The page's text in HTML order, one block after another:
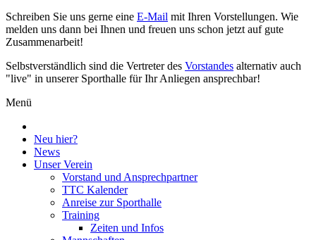
Schreiben Sie uns gerne eine E-Mail mit Ihren Vorstellungen. Wie
melden uns dann bei Ihnen und freuen uns schon jetzt auf gute
Zusammenarbeit!
Selbstverständlich sind die Vertreter des Vorstandes alternativ auch
"live" in unserer Sporthalle für Ihr Anliegen ansprechbar!
Menü
Neu hier?
News
Unser Verein
Vorstand und Ansprechpartner
TTC Kalender
Anreise zur Sporthalle
Training
Zeiten und Infos